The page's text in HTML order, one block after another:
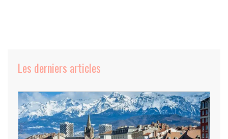
Les derniers articles